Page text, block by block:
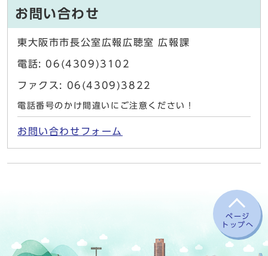
お問い合わせ
東大阪市市長公室広報広聴室 広報課
電話: 06(4309)3102
ファクス: 06(4309)3822
電話番号のかけ間違いにご注意ください！
お問い合わせフォーム
ページ
トップへ